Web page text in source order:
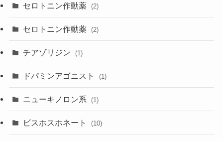
セロトニン作動薬 (2)
セロトニン作動薬 (2)
チアゾリジン (1)
ドパミンアゴニスト (1)
ニューキノロン系 (1)
ビスホスホネート (10)